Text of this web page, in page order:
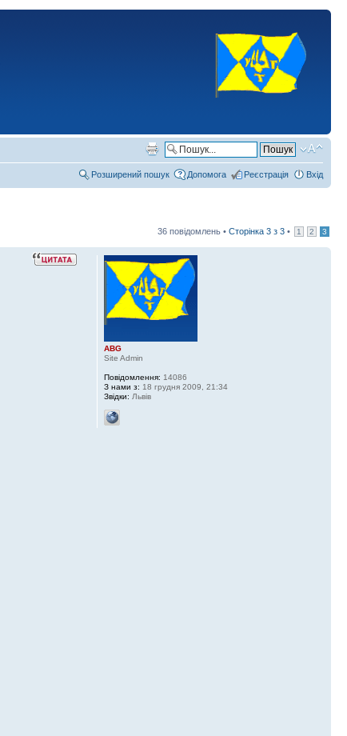
Розширений пошук Допомога Реєстрація Вхід
36 повідомлень • Сторінка 3 з 3 • 1 2 3
ABG
Site Admin
Повідомлення: 14086
З нами з: 18 грудня 2009, 21:34
Звідки: Львів